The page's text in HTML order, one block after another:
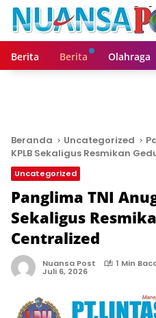
Berita Berita Olahraga
Beranda Uncategorized
KPLB Sekaligus Resmikan
Uncategorized
Panglima TNI
Sekaligus
Centralized
Nuansa Post 1 Min
Juli 6, 2026